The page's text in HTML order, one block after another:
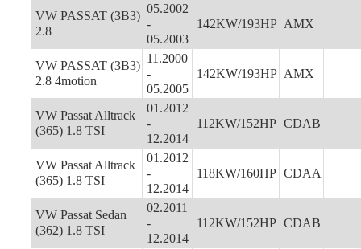
VW PASSAT (3B3)
2.8
05.2002
-
05.2003
142KW/193HP AMX
VW PASSAT (3B3)
2.8 4motion
11.2000
-
05.2005
142KW/193HP AMX
VW Passat Alltrack
(365) 1.8 TSI
01.2012
-
12.2014
112KW/152HP CDAB
VW Passat Alltrack
(365) 1.8 TSI
01.2012
-
12.2014
118KW/160HP CDAA
VW Passat Sedan
(362) 1.8 TSI
02.2011
-
12.2014
112KW/152HP CDAB